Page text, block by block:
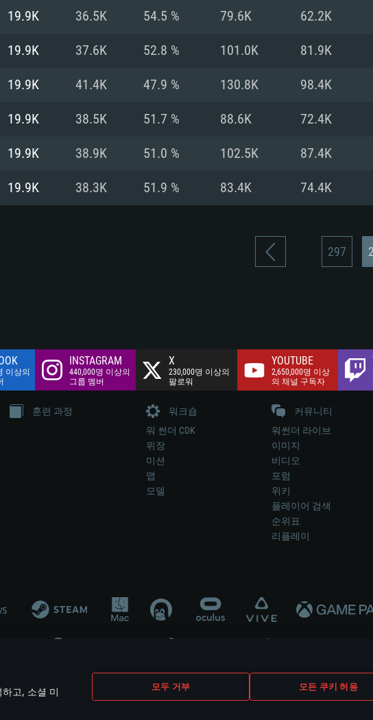
고, 소셜 미
모두 거부 모든 쿠키 허용
하는 AMD
언트)
그래픽 카드: DirectX 11 이
는 Mac 버전
언트)
상
네트워크: 브로드밴드 인터넷
여유 저장 공간: 62.2 GB (전
그래픽 드라
드라이버를
지원 해상도
그래픽 카드: Vulkan 을 지원
와 동급의 성능을 가지며 최
지원하는 AMD RX 570 (6개
19.9K 36.5K 54.5 % 79.6K 62.2K
19.9K 37.6K 52.8 % 101.0K 81.9K
19.9K 41.4K 47.9 % 130.8K 98.4K
19.9K 38.5K 51.7 % 88.6K 72.4K
19.9K 38.9K 51.0 % 102.5K 87.4K
19.9K 38.3K 51.9 % 83.4K 74.4K
297
이상의
INSTAGRAM
440,000명 이상의
그룹 멤버
X
230,000명 이상의
팔로워
YOUTUBE
2,650,000명 이상
의 채널 구독자
훈련 과정
워크숍
워 썬더 CDK
위장
미션
맵
모델
커뮤니티
워썬더 라이브
이미지
비디오
포럼
위키
플레이어 검색
순위표
리플레이
체나 장비 제조 업체가 게임 개발 후원 또는 홍보에 참여하지 않습니다..
the property of their respective owners.